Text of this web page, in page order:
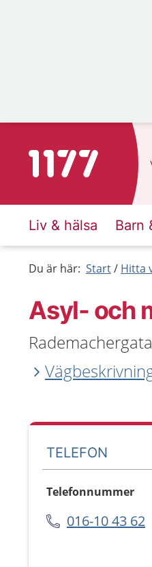
Till startsidan för 1177
Liv & hälsa Barn
Du är här: Start Hitta
Asyl- och
TELEFON
Telefonnummer
016-10 43 62